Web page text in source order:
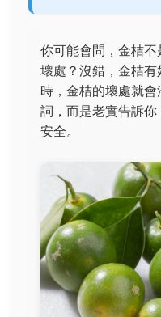
你可能會問，金桔
壞處？沒錯，金桔
時，金桔的壞處就
詞，而是老實告訴
安全。